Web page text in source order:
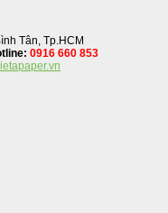
Tân, Tp.HCM
0916 660 853